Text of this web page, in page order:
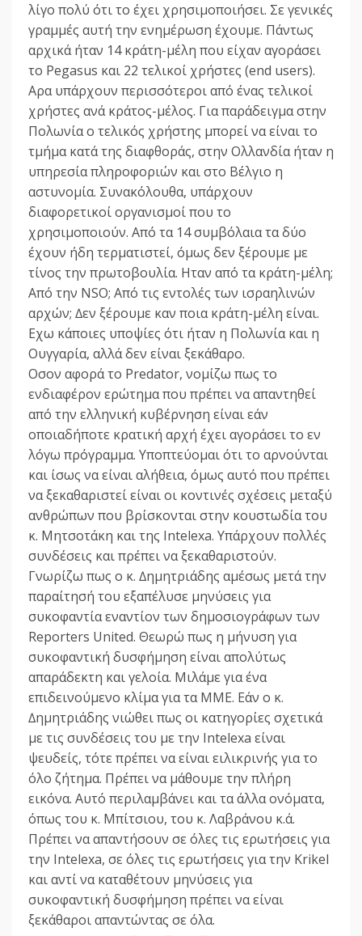
λίγο πολύ ότι το έχει χρησιµοποιήσει. Σε γενικές
γραµµές αυτή την ενηµέρωση έχουµε. Πάντως
αρχικά ήταν 14 κράτη-µέλη που είχαν αγοράσει
το Pegasus και 22 τελικοί χρήστες (end users).
Αρα υπάρχουν περισσότεροι από ένας τελικοί
χρήστες ανά κράτος-µέλος. Για παράδειγµα στην
Πολωνία ο τελικός χρήστης µπορεί να είναι το
τµήµα κατά της διαφθοράς, στην Ολλανδία ήταν η
υπηρεσία πληροφοριών και στο Βέλγιο η
αστυνοµία. Συνακόλουθα, υπάρχουν
διαφορετικοί οργανισµοί που το
χρησιµοποιούν. Από τα 14 συµβόλαια τα δύο
έχουν ήδη τερµατιστεί, όµως δεν ξέρουµε µε
τίνος την πρωτοβουλία. Ηταν από τα κράτη-µέλη;
Από την NSO; Από τις εντολές των ισραηλινών
αρχών; ∆εν ξέρουµε καν ποια κράτη-µέλη είναι.
Εχω κάποιες υποψίες ότι ήταν η Πολωνία και η
Ουγγαρία, αλλά δεν είναι ξεκάθαρο.
Οσον αφορά το Predator, νοµίζω πως το
ενδιαφέρον ερώτηµα που πρέπει να απαντηθεί
από την ελληνική κυβέρνηση είναι εάν
οποιαδήποτε κρατική αρχή έχει αγοράσει το εν
λόγω πρόγραµµα. Υποπτεύοµαι ότι το αρνούνται
και ίσως να είναι αλήθεια, όµως αυτό που πρέπει
να ξεκαθαριστεί είναι οι κοντινές σχέσεις µεταξύ
ανθρώπων που βρίσκονται στην κουστωδία του
κ. Μητσοτάκη και της Intelexa. Υπάρχουν πολλές
συνδέσεις και πρέπει να ξεκαθαριστούν.
Γνωρίζω πως ο κ. ∆ηµητριάδης αµέσως µετά την
παραίτησή του εξαπέλυσε µηνύσεις για
συκοφαντία εναντίον των δηµοσιογράφων των
Reporters United. Θεωρώ πως η µήνυση για
συκοφαντική δυσφήµηση είναι απολύτως
απαράδεκτη και γελοία. Μιλάµε για ένα
επιδεινούµενο κλίµα για τα ΜΜΕ. Εάν ο κ.
∆ηµητριάδης νιώθει πως οι κατηγορίες σχετικά
µε τις συνδέσεις του µε την Intelexa είναι
ψευδείς, τότε πρέπει να είναι ειλικρινής για το
όλο ζήτηµα. Πρέπει να µάθουµε την πλήρη
εικόνα. Αυτό περιλαµβάνει και τα άλλα ονόµατα,
όπως του κ. Μπίτσιου, του κ. Λαβράνου κ.ά.
Πρέπει να απαντήσουν σε όλες τις ερωτήσεις για
την Intelexa, σε όλες τις ερωτήσεις για την Krikel
και αντί να καταθέτουν µηνύσεις για
συκοφαντική δυσφήµηση πρέπει να είναι
ξεκάθαροι απαντώντας σε όλα.